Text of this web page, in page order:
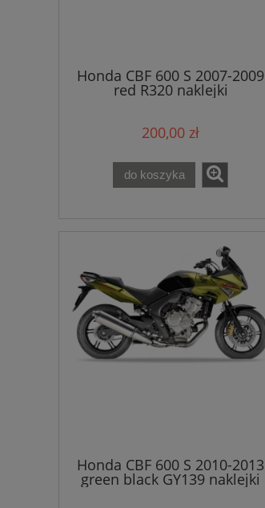
Honda CBF 600 S 2007-2009
red R320 naklejki
200,00 zł
do koszyka
Honda CBF 600 S 2010-2013
green black GY139 naklejki